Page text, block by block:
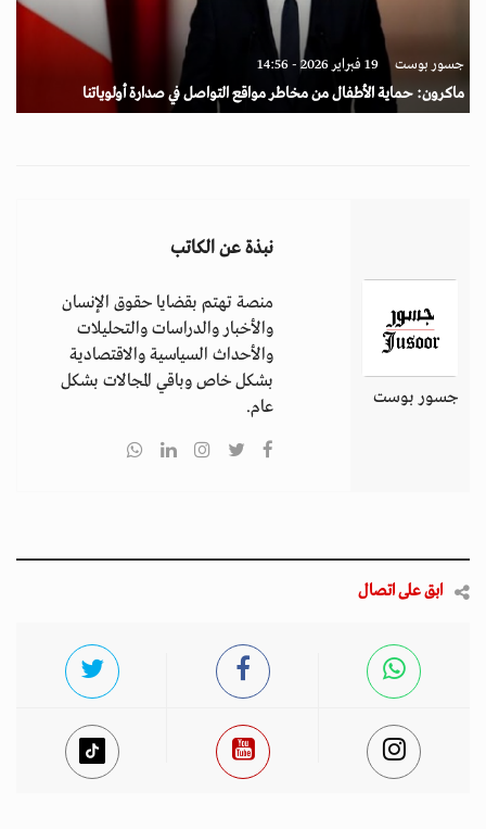
جسور بوست 19 فبراير 2026 - 14:56
ماكرون: حماية الأطفال من مخاطر مواقع التواصل في صدارة أولوياتنا
جسور بوست
نبذة عن الكاتب
منصة تهتم بقضايا حقوق الإنسان
والأخبار والدراسات والتحليلات
والأحداث السياسية والاقتصادية
بشكل خاص وباقي المجالات بشكل
عام.
ابق على اتصال